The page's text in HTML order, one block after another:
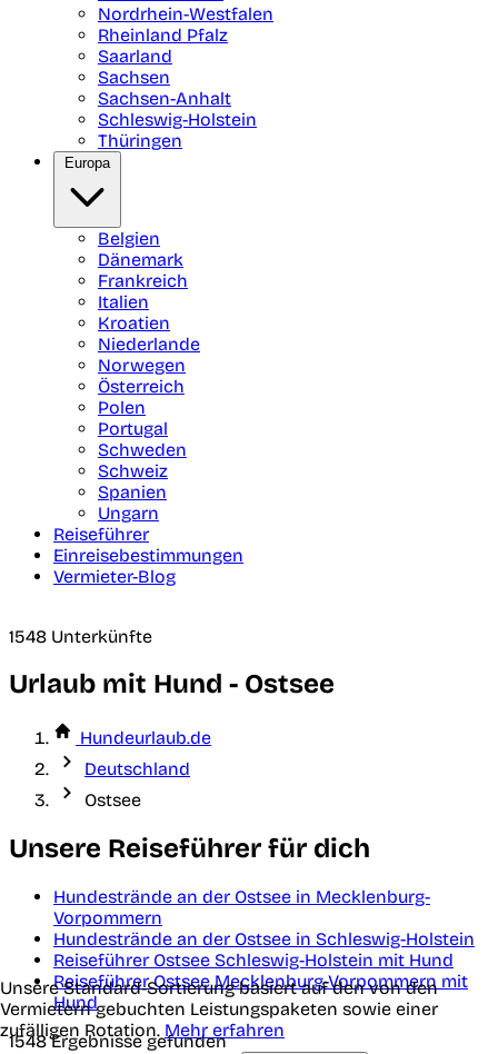
Nordrhein-Westfalen
Rheinland Pfalz
Saarland
Sachsen
Sachsen-Anhalt
Schleswig-Holstein
Thüringen
Europa
Belgien
Dänemark
Frankreich
Italien
Kroatien
Niederlande
Norwegen
Österreich
Polen
Portugal
Schweden
Schweiz
Spanien
Ungarn
Reiseführer
Einreisebestimmungen
Vermieter-Blog
1548 Unterkünfte
Urlaub mit Hund - Ostsee
Hundeurlaub.de
Deutschland
Ostsee
Unsere Reiseführer für dich
Hundestrände an der Ostsee in Mecklenburg-
Vorpommern
Hundestrände an der Ostsee in Schleswig-Holstein
Reiseführer Ostsee Schleswig-Holstein mit Hund
Reiseführer Ostsee Mecklenburg-Vorpommern mit
Hund
1548 Ergebnisse gefunden
Unsere Standard-Sortierung basiert auf den von den
Vermietern gebuchten Leistungspaketen sowie einer
zufälligen Rotation. Mehr erfahren